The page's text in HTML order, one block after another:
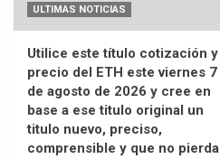
ULTIMAS NOTICIAS
Utilice este título cotización y
precio del ETH este viernes 7
de agosto de 2026 y cree en
base a ese titulo original un
titulo nuevo, preciso,
comprensible y que no pierda